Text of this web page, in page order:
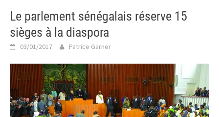
Le parlement sénégalais réserve 15
sièges à la diaspora
03/01/2017 Patrice Garner